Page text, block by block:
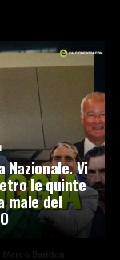
Vi
le quinte
male del